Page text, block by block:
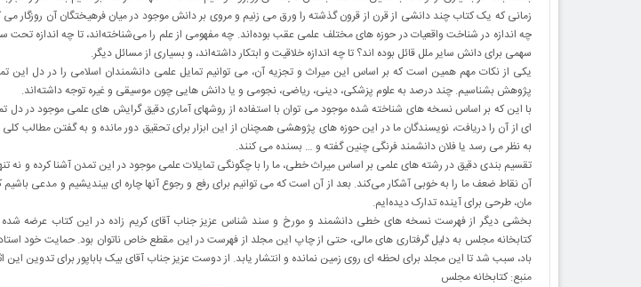
زمانی که یک کتاب چند دانشی از قرن از قرون گذشته را ورق می زنیم و مروی بر دانش موجود در میان فرهیختگان آن روزگار می
چه اندازه در شناخت واقعیات در حوزه های مختلف علمی عقب بوده‌اند. چه مفهومی از علم را می‌شناخته‌اند، تا چه اندازه تحت
سهمی برای دانش سایر ملل قائل بوده اند؟ تا چه اندازه خلاقیت و ابتکار داشته‌اند، و بسیاری از مسائل دیگر.
یکی از نکات مهم همین است که بر اساس این میراث و تجزیه آن، می توانیم تمایل علمی دانشمندان اسلامی را در دل این
پژوهش بشناسیم. چند درصد به علوم پزشکی، دینی، ریاضی، نجومی و یا دانش هایی چون موسیقی و غیره توجه داشته‌اند.
با این که بر اساس نسخه های شناخته شده موجود می توان با استفاده از روشهای آماری دقیق گرایش های علمی موجود در دل
ای از آن را دریافت، نویسندگان ما در این حوزه های پژوهشی همچنان از این ابزار برای تحقیق دور مانده و به گفتن مطالب
به نظر می رسد یا فلان دانشمند فرنگی چنین گفته و … بسنده می کنند.
تقسیم بندی دقیق در رشته های علمی بر اساس میراث خطی، ما را با چگونگی تمایلات علمی موجود در این تمدن آشنا کرده و نه
آن نقاط ضعف ما را به خوبی آشکار می‌کند. بعد از آن است که می توانیم برای رفع و رجوع آنها چاره ای بیندیشیم و مدعی باشیم
مان، طرحی برای آینده تدارک دیده‌ایم.
بخشی دیگر از فهرست نسخه های خطی دانشمند و مورخ و سند شناس عزیز جناب آقای کریم زاده در این کتاب عرضه
کتابخانه مجلس به دلیل گرفتاری های مالی، حتی از چاپ این مجلد از فهرست در این مقطع خاص ناتوان بود. حمایت خود
باد، سبب شد تا این مجلد برای لحظه ای روی زمین نمانده و انتشار یابد. از دوست عزیز جناب آقای بیک باباپور برای تدوین این
منبع: کتابخانه مجلس